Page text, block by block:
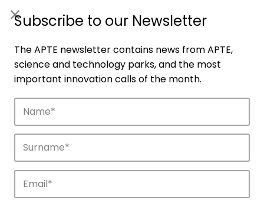
Agenda
Subscribe to our Newsletter
The APTE newsletter contains news from APTE,
science and technology parks, and the most
important innovation calls of the month.